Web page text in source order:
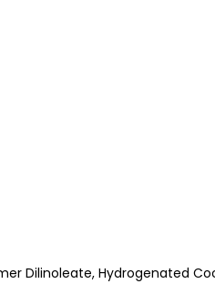
Dilinoleate, Hydrogenated